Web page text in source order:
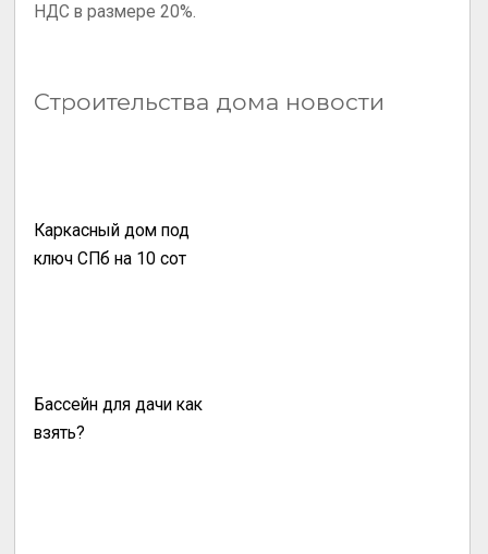
НДС в размере 20%.
Строительства дома новости
Каркасный дом под
ключ СПб на 10 сот
Бассейн для дачи как
взять?